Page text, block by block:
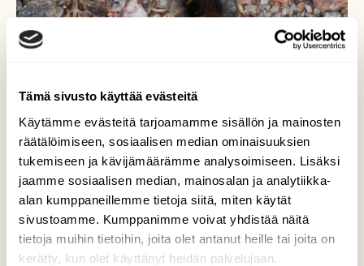
Tämä sivusto käyttää evästeitä
Käytämme evästeitä tarjoamamme sisällön ja mainosten
räätälöimiseen, sosiaalisen median ominaisuuksien
tukemiseen ja kävijämäärämme analysoimiseen. Lisäksi
jaamme sosiaalisen median, mainosalan ja analytiikka-
alan kumppaneillemme tietoja siitä, miten käytät
sivustoamme. Kumppanimme voivat yhdistää näitä
tietoja muihin tietoihin, joita olet antanut heille tai joita on
kerätty, kun olet käyttänyt heidän palvelujaan.
Perhostoukka polulla.
Heinähukan toukaksi tunnistin.